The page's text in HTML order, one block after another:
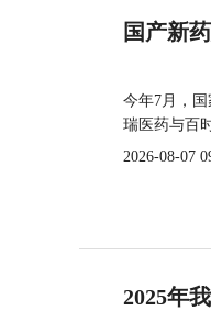
国产新
今年7月，
瑞医药与百
2026-08-07
2025年